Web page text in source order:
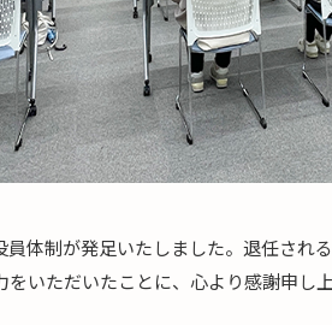
員体制が発足いたしました。退任され
いただいたことに、心より感謝申し上